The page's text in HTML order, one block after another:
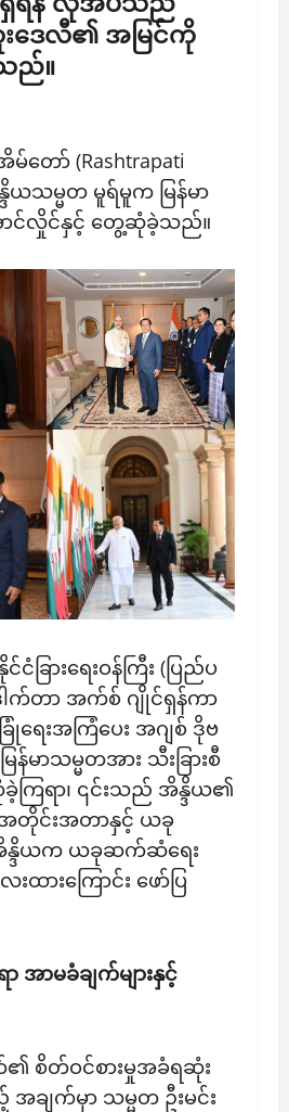
ဒေလီ၏ အမြင်ကို
ည်။
တော် (Rashtrapati
ယသမ္မတ မူရ်မူက မြန်မာ
ာင်လှိုင်နှင့် တွေ့ဆုံခဲ့သည်။
ခြားရေးဝန်ကြီး (ပြည်ပ
ေါက်တာ အက်စ် ဂျိုင်ရှန်ကာ
ရေးအကြံပေး အဂျစ် ဒိုဗ
ာသမ္မတအား သီးခြားစီ
ကြရာ၊ ၎င်းသည် အိန္ဒိယ၏
င်းအတာနှင့် ယခု
န္ဒိယက ယခုဆက်ဆံရေး
ထားကြောင်း ဖော်ပြ
အာမခံချက်များနှင့်
၏ စိတ်ဝင်စားမှုအခံရဆုံး
အချက်မှာ သမ္မတ ဦးမင်း